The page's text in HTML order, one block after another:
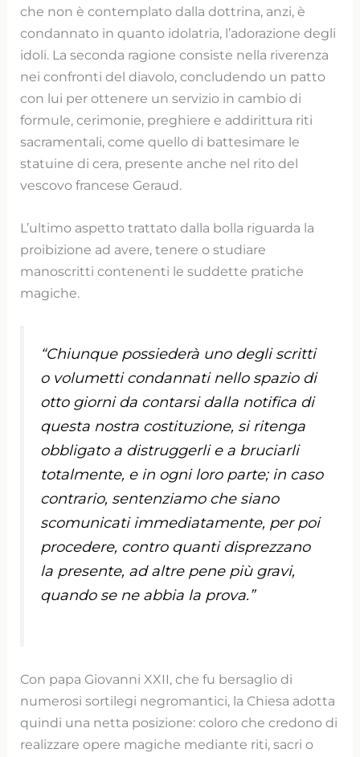
che non è contemplato dalla dottrina, anzi, è
condannato in quanto idolatria, l’adorazione degli
idoli. La seconda ragione consiste nella riverenza
nei confronti del diavolo, concludendo un patto
con lui per ottenere un servizio in cambio di
formule, cerimonie, preghiere e addirittura riti
sacramentali, come quello di battesimare le
statuine di cera, presente anche nel rito del
vescovo francese Geraud.
L’ultimo aspetto trattato dalla bolla riguarda la
proibizione ad avere, tenere o studiare
manoscritti contenenti le suddette pratiche
magiche.
“Chiunque possiederà uno degli scritti
o volumetti condannati nello spazio di
otto giorni da contarsi dalla notifica di
questa nostra costituzione, si ritenga
obbligato a distruggerli e a bruciarli
totalmente, e in ogni loro parte; in caso
contrario, sentenziamo che siano
scomunicati immediatamente, per poi
procedere, contro quanti disprezzano
la presente, ad altre pene più gravi,
quando se ne abbia la prova.”
Con papa Giovanni XXII, che fu bersaglio di
numerosi sortilegi negromantici, la Chiesa adotta
quindi una netta posizione: coloro che credono di
realizzare opere magiche mediante riti, sacri o